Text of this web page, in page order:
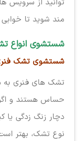
توانید از سرویس
مند شوید تا
شستشوی انواع
شستشوی تشک
تشک های فنری به
حساس هستند و
دچار زنگ زدگی یا
نوع تشک، بهتر